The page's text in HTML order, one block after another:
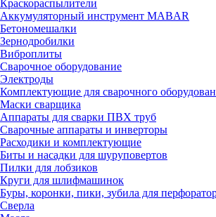
Краскораспылители
Аккумуляторный инструмент MABAR
Бетономешалки
Зернодробилки
Виброплиты
Сварочное оборудование
Электроды
Комплектующие для сварочного
Маски сварщика
Аппараты для сварки ПВХ труб
Сварочные аппараты и инверторы
Расходики и комплектующие
Биты и насадки для шуруповертов
Пилки для лобзиков
Круги для шлифмашинок
Буры, коронки, пики, зубила для
Сверла